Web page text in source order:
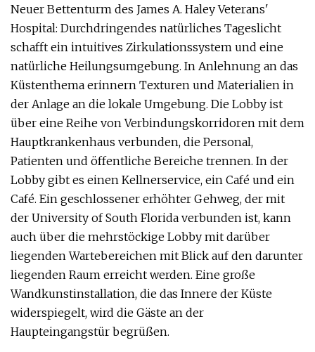
Neuer Bettenturm des James A. Haley Veterans'
Hospital: Durchdringendes natürliches Tageslicht
schafft ein intuitives Zirkulationssystem und eine
natürliche Heilungsumgebung. In Anlehnung an das
Küstenthema erinnern Texturen und Materialien in
der Anlage an die lokale Umgebung. Die Lobby ist
über eine Reihe von Verbindungskorridoren mit dem
Hauptkrankenhaus verbunden, die Personal,
Patienten und öffentliche Bereiche trennen. In der
Lobby gibt es einen Kellnerservice, ein Café und ein
Café. Ein geschlossener erhöhter Gehweg, der mit
der University of South Florida verbunden ist, kann
auch über die mehrstöckige Lobby mit darüber
liegenden Wartebereichen mit Blick auf den darunter
liegenden Raum erreicht werden. Eine große
Wandkunstinstallation, die das Innere der Küste
widerspiegelt, wird die Gäste an der
Haupteingangstür begrüßen.